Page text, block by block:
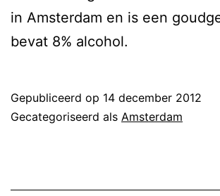
in Amsterdam en is een
bevat 8% alcohol.
Gepubliceerd op 14 december 2012
Gecategoriseerd als Amsterdam